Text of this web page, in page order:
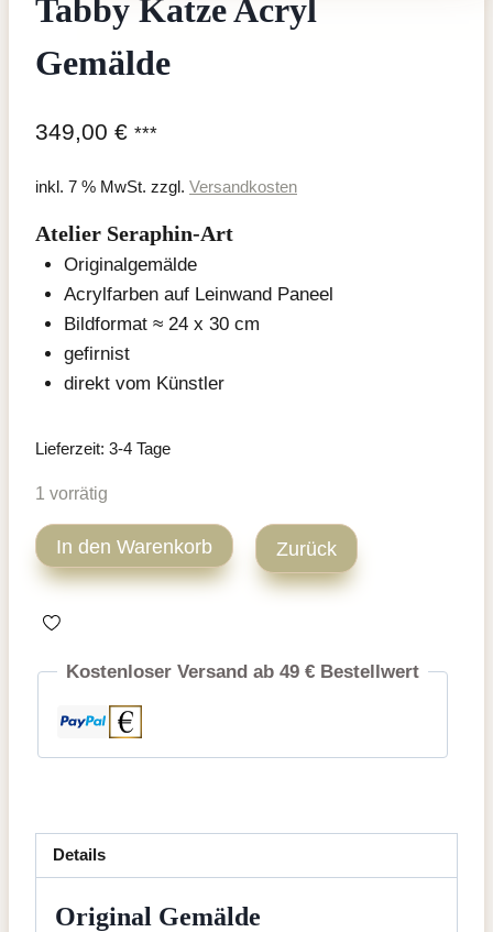
Tabby Katze Acryl
Gemälde
349,00 € ***
inkl. 7 % MwSt. zzgl. Versandkosten
Atelier Seraphin-Art
Originalgemälde
Acrylfarben auf Leinwand Paneel
Bildformat ≈ 24 x 30 cm
gefirnist
direkt vom Künstler
Lieferzeit: 3-4 Tage
1 vorrätig
Tabby
Katze
Gemälde
In den Warenkorb Zurück
Kostenloser Versand ab 49 € Bestellwert
Details
Original Gemälde